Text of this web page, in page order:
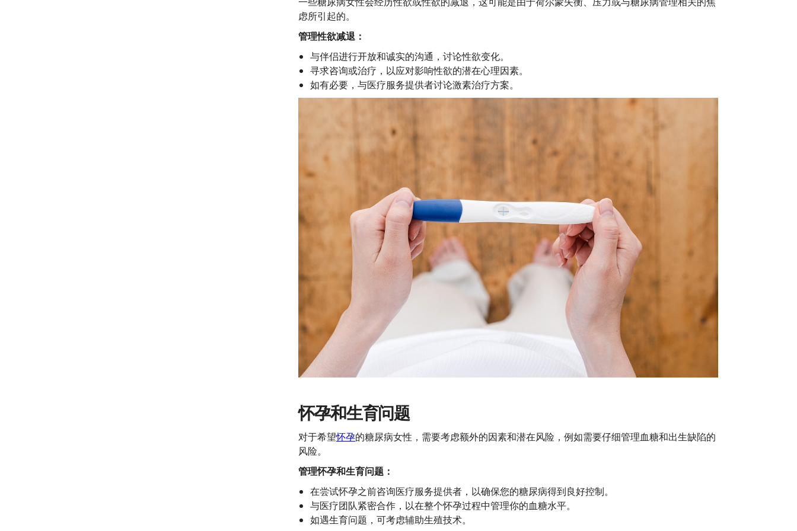
虑所引起的。
管理性欲减退：
与伴侣进行开放和诚实的沟通，讨论性欲变化。
寻求咨询或治疗，以应对影响性欲的潜在心理因素。
如有必要，与医疗服务提供者讨论激素治疗方案。
怀孕和生育问题
对于希望怀孕的糖尿病女性，需要考虑额外的因素和潜在风险，例如需要仔细管理血糖和出生缺陷的
风险。
管理怀孕和生育问题：
在尝试怀孕之前咨询医疗服务提供者，以确保您的糖尿病得到良好控制。
与医疗团队紧密合作，以在整个怀孕过程中管理你的血糖水平。
如遇生育问题，可考虑辅助生殖技术。